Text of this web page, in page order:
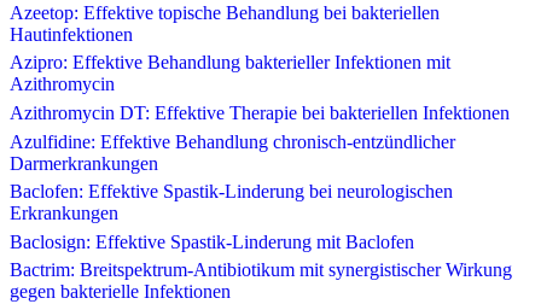
Azeetop: Effektive topische Behandlung bei bakteriellen
Hautinfektionen
Azipro: Effektive Behandlung bakterieller Infektionen mit
Azithromycin
Azithromycin DT: Effektive Therapie bei bakteriellen Infektionen
Azulfidine: Effektive Behandlung chronisch-entzündlicher
Darmerkrankungen
Baclofen: Effektive Spastik-Linderung bei neurologischen
Erkrankungen
Baclosign: Effektive Spastik-Linderung mit Baclofen
Bactrim: Breitspektrum-Antibiotikum mit synergistischer Wirkung
gegen bakterielle Infektionen